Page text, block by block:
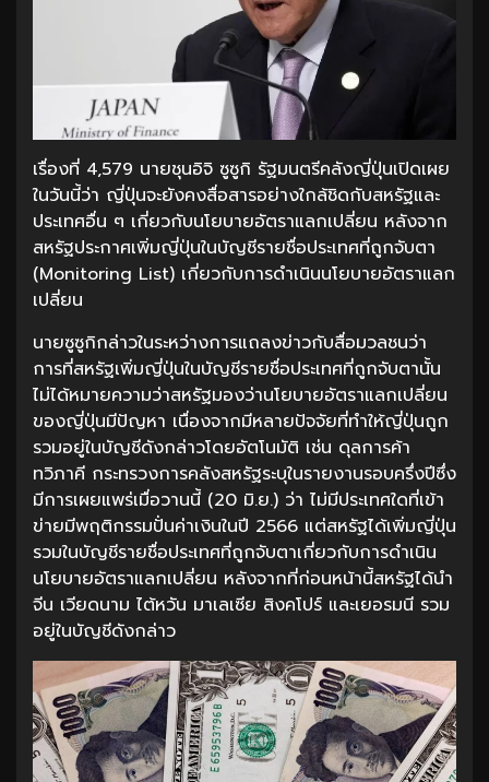
เรื่องที่ 4,579 นายชุนอิจิ ซูซูกิ รัฐมนตรีคลังญี่ปุ่นเปิดเผย
ในวันนี้ว่า ญี่ปุ่นจะยังคงสื่อสารอย่างใกล้ชิดกับสหรัฐและ
ประเทศอื่น ๆ เกี่ยวกับนโยบายอัตราแลกเปลี่ยน หลังจาก
สหรัฐประกาศเพิ่มญี่ปุ่นในบัญชีรายชื่อประเทศที่ถูกจับตา
(Monitoring List) เกี่ยวกับการดำเนินนโยบายอัตราแลก
เปลี่ยน
นายซูซูกิกล่าวในระหว่างการแถลงข่าวกับสื่อมวลชนว่า
การที่สหรัฐเพิ่มญี่ปุ่นในบัญชีรายชื่อประเทศที่ถูกจับตานั้น
ไม่ได้หมายความว่าสหรัฐมองว่านโยบายอัตราแลกเปลี่ยน
ของญี่ปุ่นมีปัญหา เนื่องจากมีหลายปัจจัยที่ทำให้ญี่ปุ่นถูก
รวมอยู่ในบัญชีดังกล่าวโดยอัตโนมัติ เช่น ดุลการค้า
ทวิภาคี กระทรวงการคลังสหรัฐระบุในรายงานรอบครึ่งปีซึ่ง
มีการเผยแพร่เมื่อวานนี้ (20 มิ.ย.) ว่า ไม่มีประเทศใดที่เข้า
ข่ายมีพฤติกรรมปั่นค่าเงินในปี 2566 แต่สหรัฐได้เพิ่มญี่ปุ่น
รวมในบัญชีรายชื่อประเทศที่ถูกจับตาเกี่ยวกับการดำเนิน
นโยบายอัตราแลกเปลี่ยน หลังจากที่ก่อนหน้านี้สหรัฐได้นำ
จีน เวียดนาม ไต้หวัน มาเลเซีย สิงคโปร์ และเยอรมนี รวม
อยู่ในบัญชีดังกล่าว